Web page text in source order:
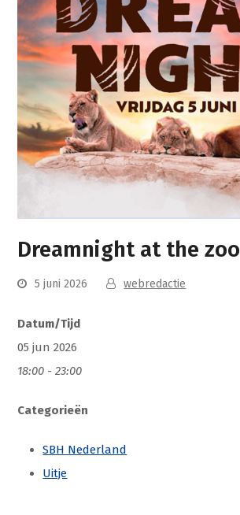
Dreamnight at the zoo
5 juni 2026 webredactie
Datum/Tijd
05 jun 2026
18:00 - 23:00
Categorieën
SBH Nederland
Uitje